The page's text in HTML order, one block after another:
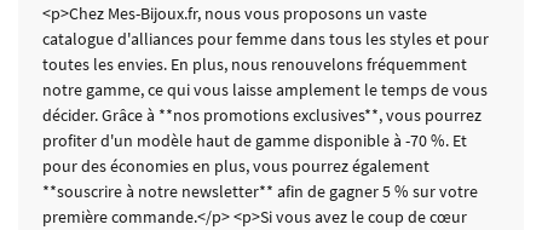
<p>Chez Mes-Bijoux.fr, nous vous proposons un vaste
catalogue d'alliances pour femme dans tous les styles et pour
toutes les envies. En plus, nous renouvelons fréquemment
notre gamme, ce qui vous laisse amplement le temps de vous
décider. Grâce à **nos promotions exclusives**, vous pourrez
profiter d'un modèle haut de gamme disponible à -70 %. Et
pour des économies en plus, vous pourrez également
**souscrire à notre newsletter** afin de gagner 5 % sur votre
première commande.</p> <p>Si vous avez le coup de cœur